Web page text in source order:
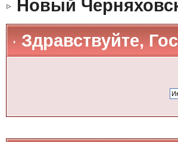
Новый
Здравствуйте,